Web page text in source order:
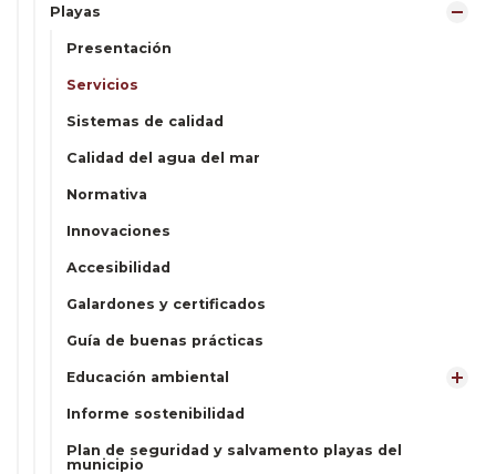
Playas
Presentación
Servicios
Sistemas de calidad
Calidad del agua del mar
Normativa
Innovaciones
Accesibilidad
Galardones y certificados
Guía de buenas prácticas
Educación ambiental
Informe sostenibilidad
Plan de seguridad y salvamento playas del
municipio